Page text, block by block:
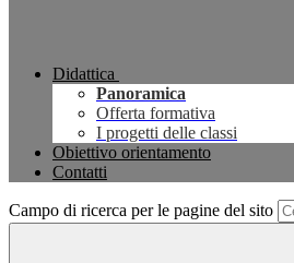
Didattica
Panoramica
Offerta formativa
I progetti delle classi
Obiettivo orientamento
Contatti
Campo di ricerca per le pagine del sito